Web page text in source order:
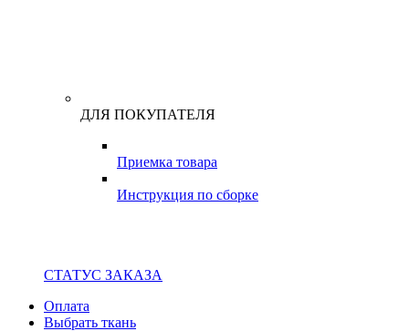
ДЛЯ ПОКУПАТЕЛЯ
Приемка товара
Инструкция по сборке
СТАТУС ЗАКАЗА
Оплата
Выбрать ткань